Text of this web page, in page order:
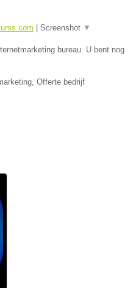
Screenshot ▼
bureau. U bent nog
Offerte bedrijf